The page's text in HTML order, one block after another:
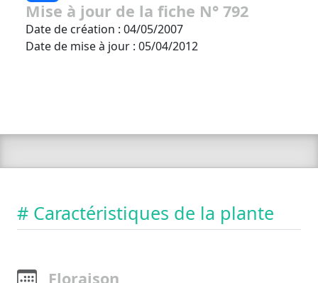
Mise à jour de la fiche N° 792
Date de création : 04/05/2007
Date de mise à jour : 05/04/2012
# Caractéristiques de la plante
Floraison